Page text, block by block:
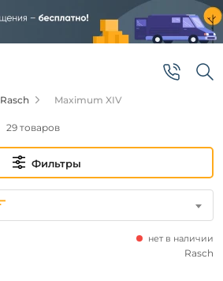
Rasch Maximum XIV
29 товаров
Фильтры
нет в наличии
Rasch